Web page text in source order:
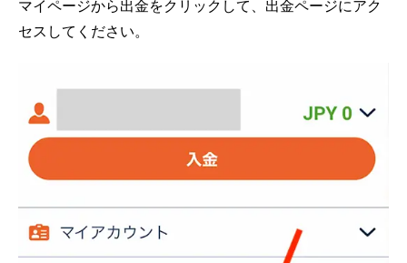
マイページから出金をクリックして、出金ページにアク
セスしてください。